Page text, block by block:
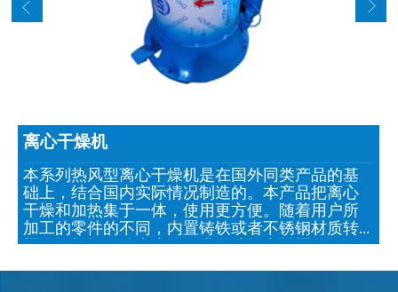
离心干燥机
本系列热风型离心干燥机是在国外同类产品的基
础上，结合国内实际情况制造的。本产品把离心
干燥和加热集于一体，使用更方便。随着用户所
加工的零件的不同，内置铸铁或者不锈钢材质转
桶，可根据工件大小的要求，选择内转桶孔径。